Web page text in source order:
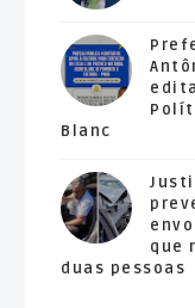
Blanc
que
duas pessoas